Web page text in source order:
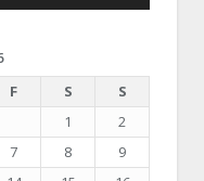
F S
S
1
2
7 8
9